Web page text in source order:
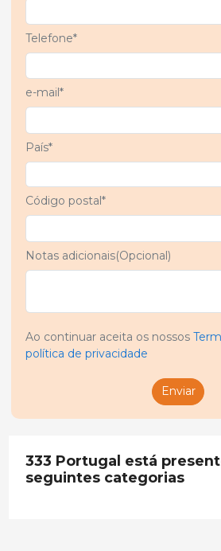
Telefone*
e-mail*
País*
Código postal*
Notas adicionais(Opcional)
Ao continuar aceita os nossos
política de privacidade
Enviar
333 Portugal está
seguintes categorias